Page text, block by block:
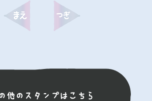
他のスタンプはこちら